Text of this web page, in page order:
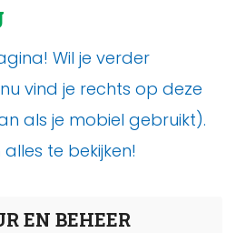
Wil je verder
vind je rechts op deze
als je mobiel gebruikt).
te bekijken!
EN BEHEER